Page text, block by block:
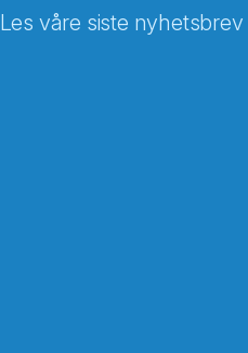
Les våre siste nyhetsbrev